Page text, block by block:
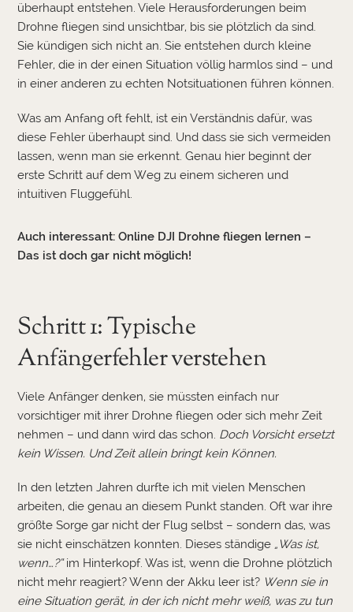
überhaupt entstehen. Viele Herausforderungen beim
Drohne fliegen sind unsichtbar, bis sie plötzlich da sind.
Sie kündigen sich nicht an. Sie entstehen durch kleine
Fehler, die in der einen Situation völlig harmlos sind – und
in einer anderen zu echten Notsituationen führen können.
Was am Anfang oft fehlt, ist ein Verständnis dafür, was
diese Fehler überhaupt sind. Und dass sie sich vermeiden
lassen, wenn man sie erkennt. Genau hier beginnt der
erste Schritt auf dem Weg zu einem sicheren und
intuitiven Fluggefühl.
Auch interessant:Online DJI Drohne fliegen lernen –
Das ist doch gar nicht möglich!
Schritt 1: Typische
Anfängerfehler verstehen
Viele Anfänger denken, sie müssten einfach nur
vorsichtiger mit ihrer Drohne fliegen oder sich mehr Zeit
nehmen – und dann wird das schon. Doch Vorsicht ersetzt
kein Wissen. Und Zeit allein bringt kein Können.
In den letzten Jahren durfte ich mit vielen Menschen
arbeiten, die genau an diesem Punkt standen. Oft war ihre
größte Sorge gar nicht der Flug selbst – sondern das, was
sie nicht einschätzen konnten. Dieses ständige „Was ist,
wenn…?“im Hinterkopf. Was ist, wenn die Drohne plötzlich
nicht mehr reagiert? Wenn der Akku leer ist? Wenn sie in
eine Situation gerät, in der ich nicht mehr weiß, was zu tun